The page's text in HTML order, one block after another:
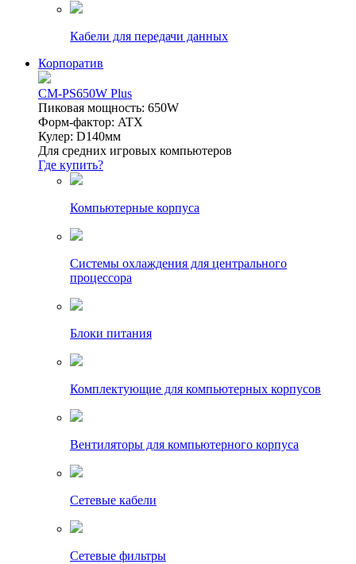
Кабели для передачи данных
Корпоратив
CM-PS650W Plus
Пиковая мощность: 650W
Форм-фактор: ATX
Кулер: D140мм
Для средних игровых компьютеров
Где купить?
Компьютерные корпуса
Системы охлаждения для центрального
процессора
Блоки питания
Комплектующие для компьютерных корпусов
Вентиляторы для компьютерного корпуса
Сетевые кабели
Сетевые фильтры